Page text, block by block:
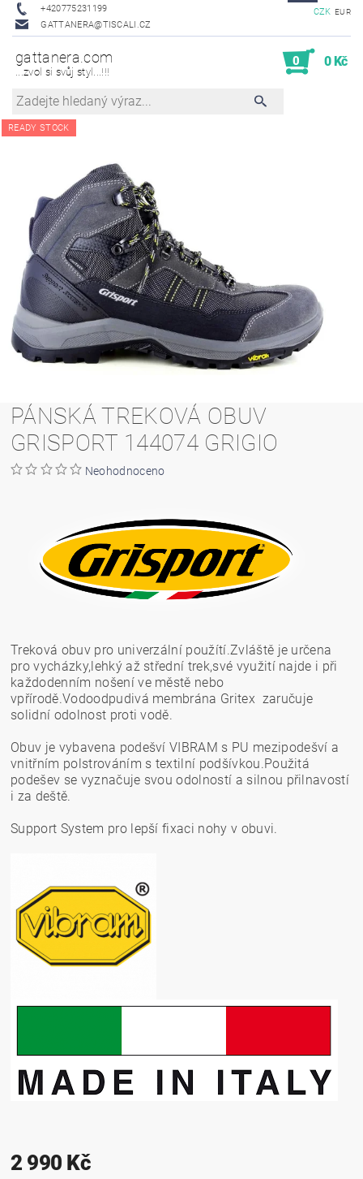
+420775231199
GATTANERA@TISCALI.CZ
CZK EUR
gattanera.com
...zvol si svůj styl...!!!
0 0 Kč
READY STOCK
PÁNSKÁ TREKOVÁ OBUV
GRISPORT 144074 GRIGIO
Neohodnoceno
Treková obuv pro univerzální použítí.Zvláště je určena
pro vycházky,lehký až střední trek,své využití najde i při
každodenním nošení ve městě nebo
vpřírodě.Vodoodpudivá membrána Gritex zaručuje
solidní odolnost proti vodě.
Obuv je vybavena podešví VIBRAM s PU mezipodešví a
vnitřním polstrováním s textilní podšívkou.Použitá
podešev se vyznačuje svou odolností a silnou přilnavostí
i za deště.
Support System pro lepší fixaci nohy v obuvi.
2 990 Kč